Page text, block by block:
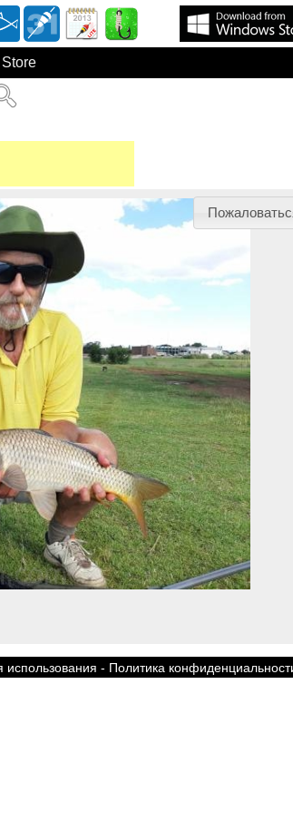
использования - Политика